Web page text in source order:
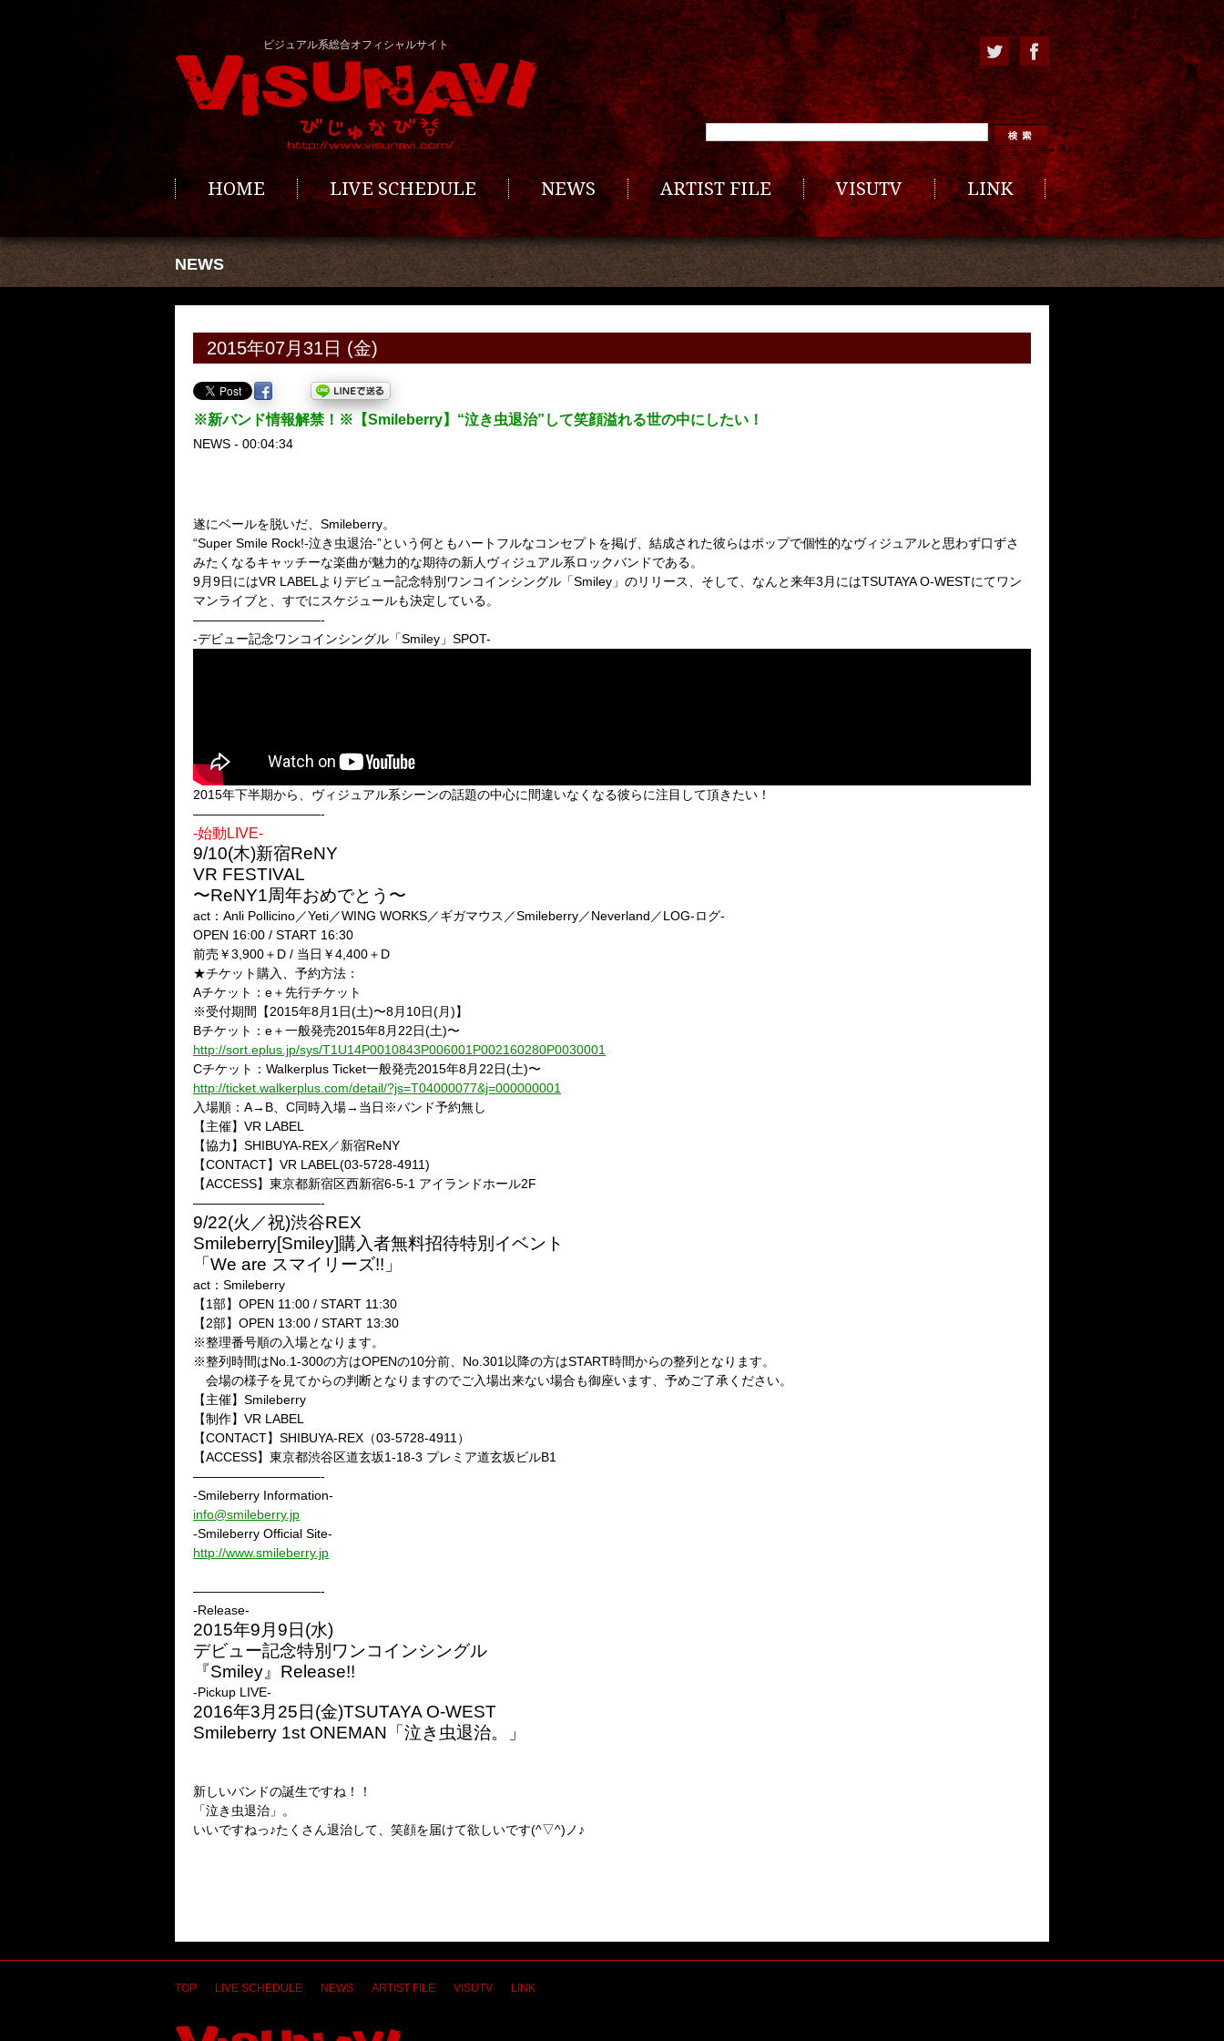
ビジュアル系総合オフィシャルサイト
HOME LIVE SCHEDULE NEWS ARTIST FILE VISUTV LINK
NEWS
2015年07月31日 (金)
※新バンド情報解禁！※【Smileberry】“泣き虫退治”して笑顔溢れる世の中にしたい！
NEWS - 00:04:34
遂にベールを脱いだ、Smileberry。
“Super Smile Rock!-泣き虫退治-”という何ともハートフルなコンセプトを掲げ、結成された彼らはポップで個性的なヴィジュアルと思わず口ずさ
みたくなるキャッチーな楽曲が魅力的な期待の新人ヴィジュアル系ロックバンドである。
9月9日にはVR LABELよりデビュー記念特別ワンコインシングル「Smiley」のリリース、そして、なんと来年3月にはTSUTAYA O-WESTにてワン
マンライブと、すでにスケジュールも決定している。
——————————-
-デビュー記念ワンコインシングル「Smiley」SPOT-
2015年下半期から、ヴィジュアル系シーンの話題の中心に間違いなくなる彼らに注目して頂きたい！
——————————-
-始動LIVE-
9/10(木)新宿ReNY
VR FESTIVAL
〜ReNY1周年おめでとう〜
act：Anli Pollicino／Yeti／WING WORKS／ギガマウス／Smileberry／Neverland／LOG-ログ-
OPEN 16:00 / START 16:30
前売￥3,900＋D / 当日￥4,400＋D
★チケット購入、予約方法：
Aチケット：e＋先行チケット
※受付期間【2015年8月1日(土)〜8月10日(月)】
Bチケット：e＋一般発売2015年8月22日(土)〜
http://sort.eplus.jp/sys/T1U14P0010843P006001P002160280P0030001
Cチケット：Walkerplus Ticket一般発売2015年8月22日(土)〜
http://ticket.walkerplus.com/detail/?js=T04000077&j=000000001
入場順：A→B、C同時入場→当日※バンド予約無し
【主催】VR LABEL
【協力】SHIBUYA-REX／新宿ReNY
【CONTACT】VR LABEL(03-5728-4911)
【ACCESS】東京都新宿区西新宿6-5-1 アイランドホール2F
——————————-
9/22(火／祝)渋谷REX
Smileberry[Smiley]購入者無料招待特別イベント
「We are スマイリーズ!!」
act：Smileberry
【1部】OPEN 11:00 / START 11:30
【2部】OPEN 13:00 / START 13:30
※整理番号順の入場となります。
※整列時間はNo.1-300の方はOPENの10分前、No.301以降の方はSTART時間からの整列となります。
会場の様子を見てからの判断となりますのでご入場出来ない場合も御座います、予めご了承ください。
【主催】Smileberry
【制作】VR LABEL
【CONTACT】SHIBUYA-REX（03-5728-4911）
【ACCESS】東京都渋谷区道玄坂1-18-3 プレミア道玄坂ビルB1
——————————-
-Smileberry Information-
info@smileberry.jp
-Smileberry Official Site-
http://www.smileberry.jp
——————————-
-Release-
2015年9月9日(水)
デビュー記念特別ワンコインシングル
『Smiley』Release!!
-Pickup LIVE-
2016年3月25日(金)TSUTAYA O-WEST
Smileberry 1st ONEMAN「泣き虫退治。」
新しいバンドの誕生ですね！！
「泣き虫退治」。
いいですねっ♪たくさん退治して、笑顔を届けて欲しいです(^▽^)ノ♪
TOP LIVE SCHEDULE NEWS ARTIST FILE VISUTV LINK